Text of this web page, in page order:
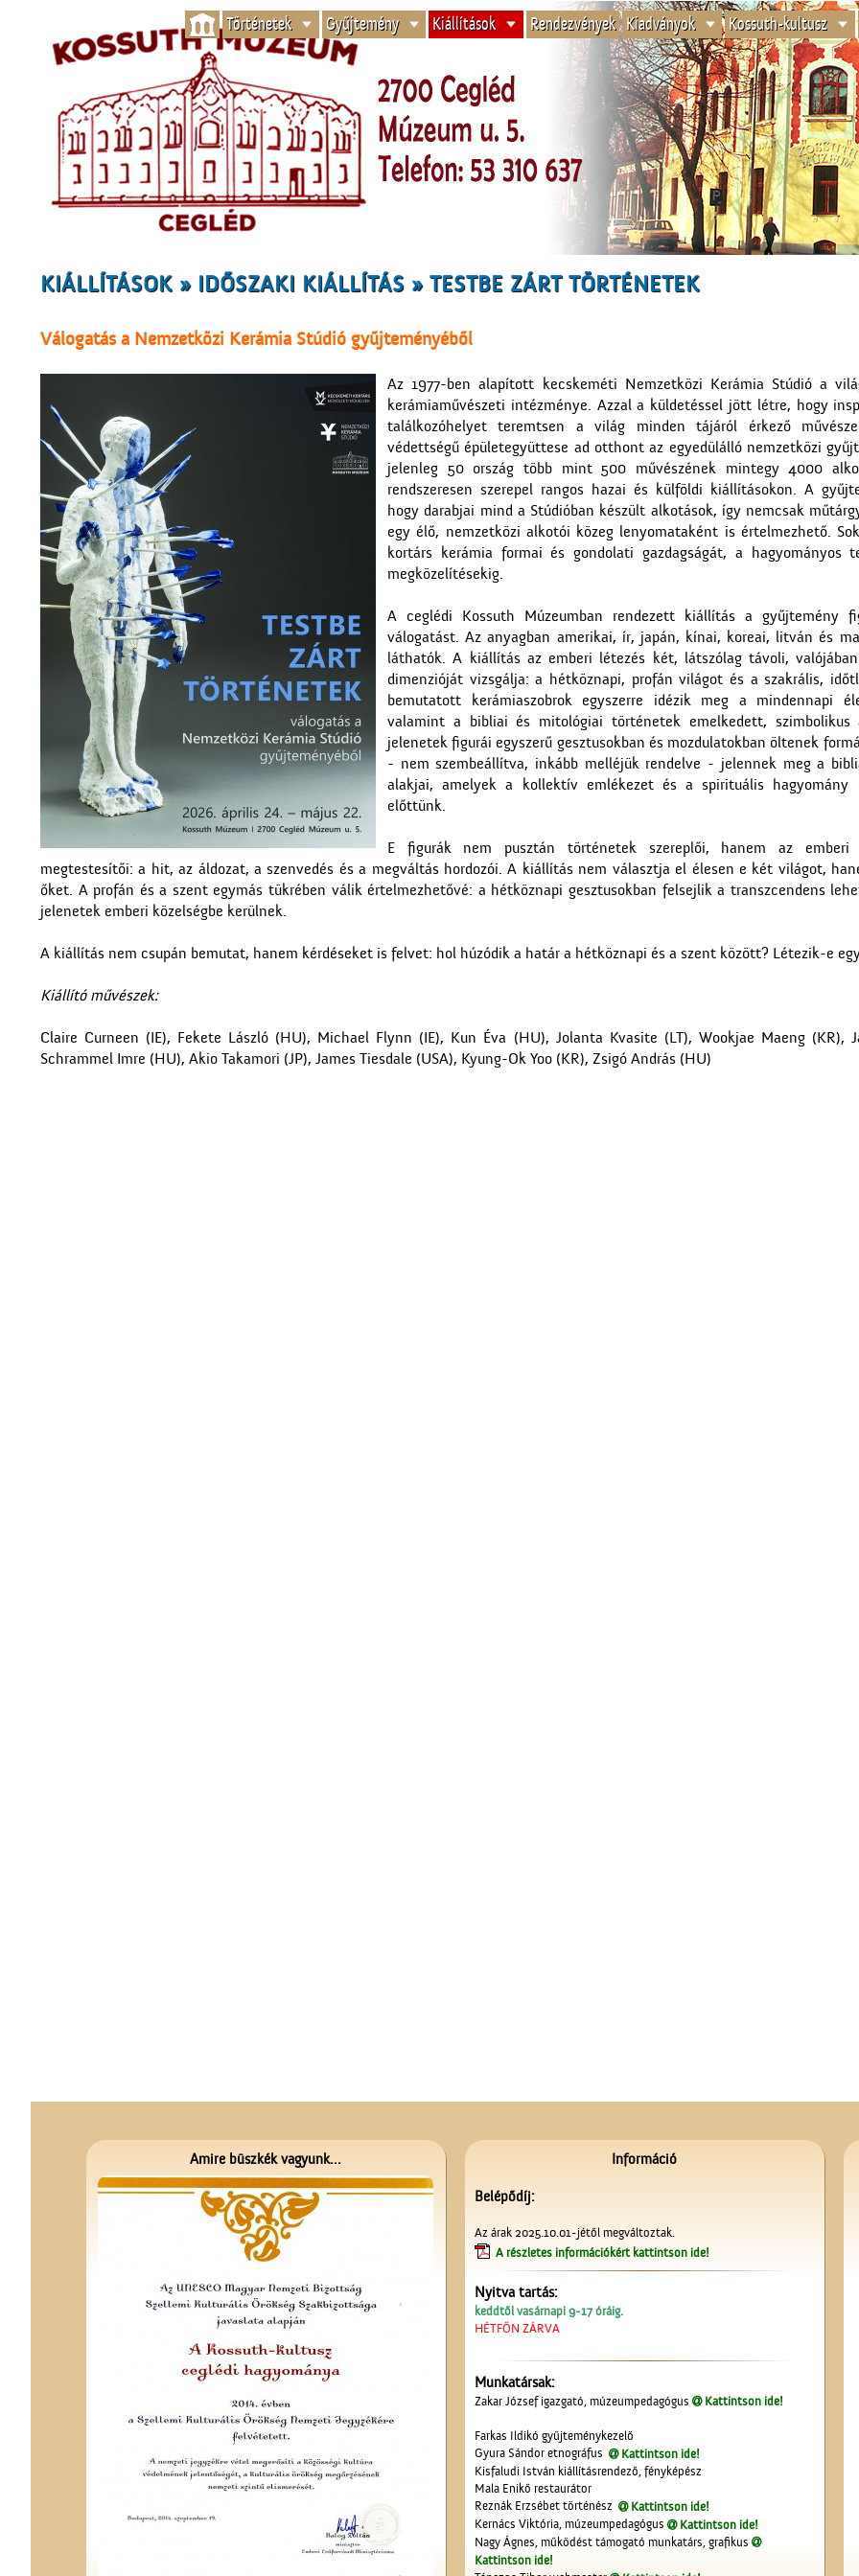
Történetek Gyűjtemény Kiállítások Rendezvények Kiadványok Kossuth-kultusz
KIÁLLÍTÁSOK » IDŐSZAKI KIÁLLÍTÁS » TESTBE ZÁRT TÖRTÉNETEK
Válogatás a Nemzetközi Kerámia Stúdió gyűjteményéből
Az 1977-ben alapított kecskeméti Nemzetközi Kerámia Stúdió a
kerámiaművészeti intézménye. Azzal a küldetéssel jött létre, hogy
találkozóhelyet teremtsen a világ minden tájáról érkező
védettségű épületegyüttese ad otthont az egyedülálló nemzetközi
jelenleg 50 ország több mint 500 művészének mintegy 4000
rendszeresen szerepel rangos hazai és külföldi kiállításokon. A
hogy darabjai mind a Stúdióban készült alkotások, így nemcsak
egy élő, nemzetközi alkotói közeg lenyomataként is értelmezhető.
kortárs kerámia formai és gondolati gazdagságát, a hagyományos
megközelítésekig.
A ceglédi Kossuth Múzeumban rendezett kiállítás a gyűjtemény
válogatást. Az anyagban amerikai, ír, japán, kínai, koreai, litván és
láthatók. A kiállítás az emberi létezés két, látszólag távoli, valójában
dimenzióját vizsgálja: a hétköznapi, profán világot és a szakrális,
bemutatott kerámiaszobrok egyszerre idézik meg a mindennapi
valamint a bibliai és mitológiai történetek emelkedett, szimbolikus
jelenetek figurái egyszerű gesztusokban és mozdulatokban öltenek
- nem szembeállítva, inkább melléjük rendelve - jelennek meg a
alakjai, amelyek a kollektív emlékezet és a spirituális hagyomány
előttünk.
E figurák nem pusztán történetek szereplői, hanem az emberi
megtestesítői: a hit, az áldozat, a szenvedés és a megváltás hordozói. A kiállítás nem választja el élesen e két világot,
őket. A profán és a szent egymás tükrében válik értelmezhetővé: a hétköznapi gesztusokban felsejlik a transzcendens
jelenetek emberi közelségbe kerülnek.
A kiállítás nem csupán bemutat, hanem kérdéseket is felvet: hol húzódik a határ a hétköznapi és a szent között? Létezik-e
Kiállító művészek:
Claire Curneen (IE), Fekete László (HU), Michael Flynn (IE), Kun Éva (HU), Jolanta Kvasite (LT), Wookjae Maeng (KR),
Schrammel Imre (HU), Akio Takamori (JP), James Tiesdale (USA), Kyung-Ok Yoo (KR), Zsigó András (HU)
Amire büszkék vagyunk... Információ
Belépődíj:
Az árak 2025.10.01-jétől megváltoztak.
A részletes információkért kattintson ide!
Nyitva tartás:
keddtől vasárnapi 9-17 óráig.
HÉTFŐN ZÁRVA
Munkatársak:
Zakar József igazgató, múzeumpedagógus Kattintson ide!
Farkas Ildikó gyűjteménykezelő
Gyura Sándor etnográfus
Kattintson ide!
Kisfaludi István kiállításrendező, fényképész
Mala Enikő restaurátor
Reznák Erzsébet történész
Kattintson ide!
Kernács Viktória, múzeumpedagógus
Kattintson ide!
Nagy Ágnes, működést támogató munkatárs, grafikus
Kattintson ide!